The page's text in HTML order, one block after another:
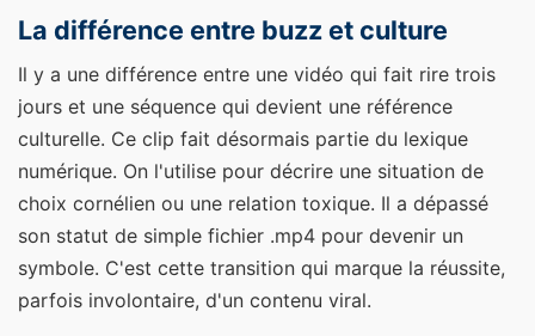
La différence entre buzz et culture
Il y a une différence entre une vidéo qui fait rire trois
jours et une séquence qui devient une référence
culturelle. Ce clip fait désormais partie du lexique
numérique. On l'utilise pour décrire une situation de
choix cornélien ou une relation toxique. Il a dépassé
son statut de simple fichier .mp4 pour devenir un
symbole. C'est cette transition qui marque la réussite,
parfois involontaire, d'un contenu viral.